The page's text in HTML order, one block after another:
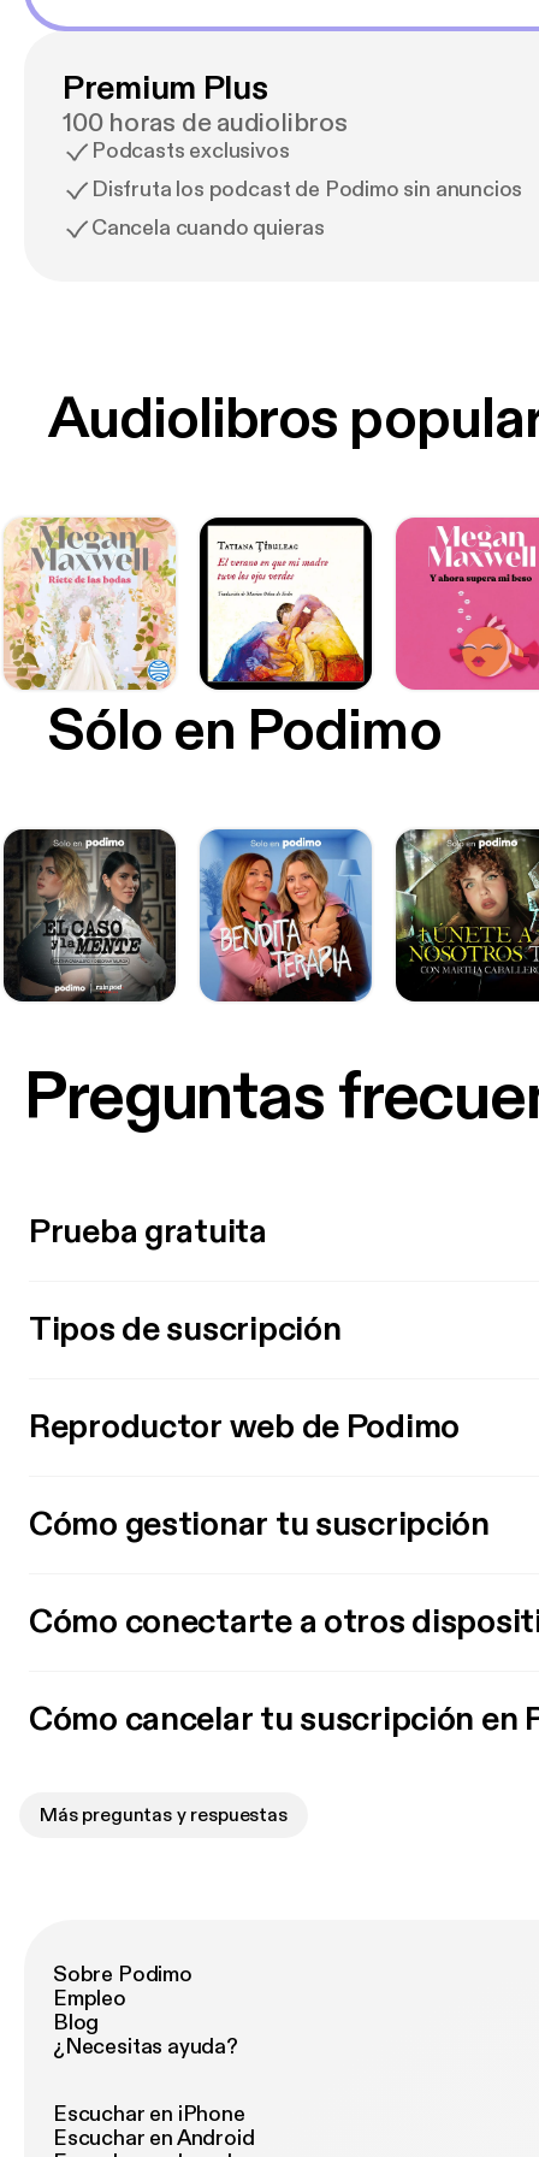
Premium Plus
100 horas de audiolibros
Podcasts exclusivos
Disfruta los podcast de Podimo sin anuncios
Cancela cuando quieras
Sólo en Podimo
Audiolibros
Preguntas
Prueba gratuita
Tipos de suscripción
Reproductor web de Podimo
Cómo gestionar tu suscripción
Cómo conectarte a otros
Cómo cancelar tu suscripción en
Más preguntas y respuestas
Sobre Podimo
Empleo
Blog
¿Necesitas ayuda?
Escuchar en iPhone
Escuchar en Android